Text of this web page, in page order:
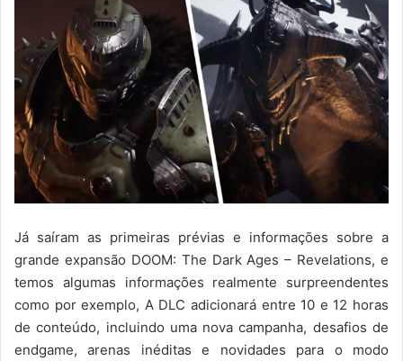
Já saíram as primeiras prévias e informações sobre a
grande expansão DOOM: The Dark Ages – Revelations, e
temos algumas informações realmente surpreendentes
como por exemplo, A DLC adicionará entre 10 e 12 horas
de conteúdo, incluindo uma nova campanha, desafios de
endgame, arenas inéditas e novidades para o modo